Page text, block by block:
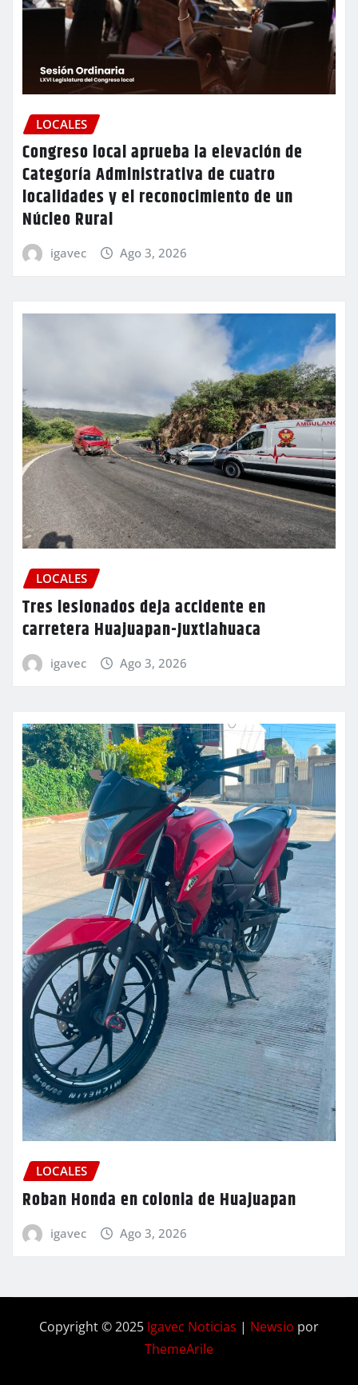
LOCALES
Congreso local aprueba la elevación de
Categoría Administrativa de cuatro
localidades y el reconocimiento de un
Núcleo Rural
igavec Ago 3, 2026
LOCALES
Tres lesionados deja accidente en
carretera Huajuapan-Juxtlahuaca
igavec Ago 3, 2026
LOCALES
Roban Honda en colonia de Huajuapan
igavec Ago 3, 2026
Copyright © 2025 Igavec Noticias | Newsio por
ThemeArile